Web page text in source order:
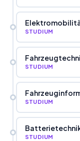
STUDIUM
STUDIUM
STUDIUM
STUDIUM